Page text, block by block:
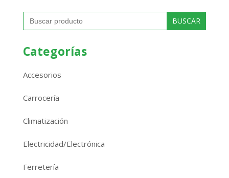
Buscar:
Categorías
Accesorios
Carrocería
Climatización
Electricidad/Electrónica
Ferretería